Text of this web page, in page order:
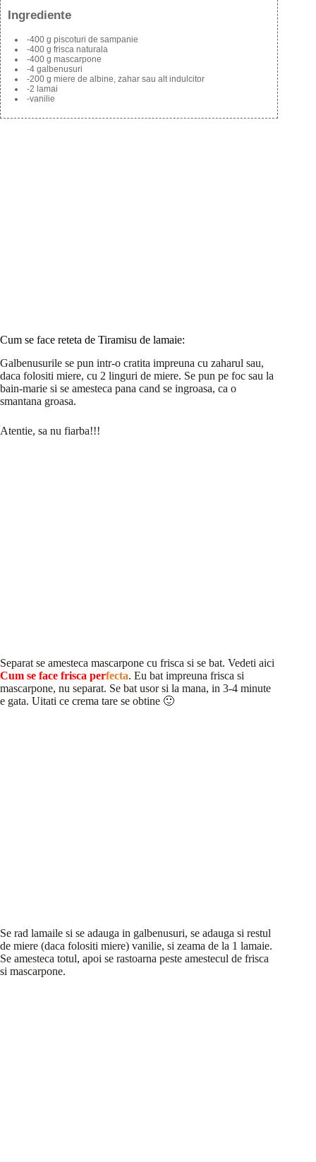
Ingrediente
-400 g piscoturi de sampanie
-400 g frisca naturala
-400 g mascarpone
-4 galbenusuri
-200 g miere de albine, zahar sau alt indulcitor
-2 lamai
-vanilie
Cum se face reteta de Tiramisu de lamaie:
Galbenusurile se pun intr-o cratita impreuna cu zaharul sau,
daca folositi miere, cu 2 linguri de miere. Se pun pe foc sau la
bain-marie si se amesteca pana cand se ingroasa, ca o
smantana groasa.
Atentie, sa nu fiarba!!!
Separat se amesteca mascarpone cu frisca si se bat. Vedeti aici
Cum se face frisca perfecta. Eu bat impreuna frisca si
mascarpone, nu separat. Se bat usor si la mana, in 3-4 minute
e gata. Uitati ce crema tare se obtine 🙂
Se rad lamaile si se adauga in galbenusuri, se adauga si restul
de miere (daca folositi miere) vanilie, si zeama de la 1 lamaie.
Se amesteca totul, apoi se rastoarna peste amestecul de frisca
si mascarpone.